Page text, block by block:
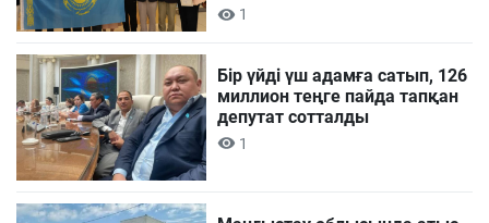
1
Бір үйді үш адамға сатып, 126
миллион теңге пайда тапқан
депутат сотталды
1